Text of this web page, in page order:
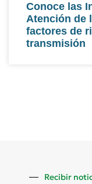
Conoce las
Atención de
factores de
transmisión
Recibir